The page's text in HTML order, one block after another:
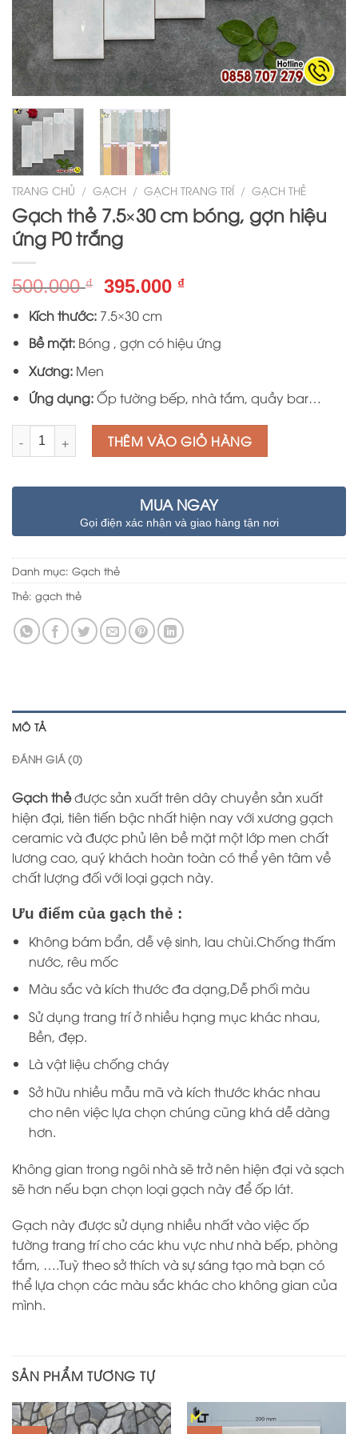
TRANG CHỦ / GẠCH / GẠCH TRANG TRÍ / GẠCH THẺ
Gạch thẻ 7.5×30 cm bóng, gợn hiệu
ứng P0 trắng
500.000₫
Giá
là:
500.000 ₫.
395.000 ₫Giá
là:
Kích thước:7.5×30 cm
Bề mặt:Bóng , gợn có hiệu ứng
Xương:Men
Ứng dụng:Ốp tường bếp, nhà tắm, quầy bar…
Số lượng THÊM VÀO GIỎ HÀNG
MUA NGAY
Gọi điện xác nhận và giao hàng tận nơi
Danh mục: Gạch thẻ
Thẻ: gạch thẻ
MÔ TẢ
ĐÁNH GIÁ (0)
Gạch thẻđược sản xuất trên dây chuyền sản xuất
hiện đại, tiên tiến bậc nhất hiện nay với xương gạch
ceramic và được phủ lên bề mặt một lớp men chất
lương cao, quý khách hoàn toàn có thể yên tâm về
chất lượng đối với loại gạch này.
Ưu điểm của gạch thẻ :
Không bám bẩn, dễ vệ sinh, lau chùi.Chống thấm
nước, rêu mốc
Màu sắc và kích thước đa dạng,Dễ phối màu
Sử dụng trang trí ở nhiều hạng mục khác nhau,
Bền, đẹp.
Là vật liệu chống cháy
Sở hữu nhiều mẫu mã và kích thước khác nhau
cho nên việc lựa chọn chúng cũng khá dễ dàng
hơn.
Không gian trong ngôi nhà sẽ trở nên hiện đại và sạch
sẽ hơn nếu bạn chọn loại gạch này để ốp lát.
Gạch này được sử dụng nhiều nhất vào việc ốp
tường trang trí cho các khu vực như nhà bếp, phòng
tắm, ….Tuỳ theo sở thích và sự sáng tạo mà bạn có
thể lựa chọn các màu sắc khác cho không gian của
mình.
SẢN PHẨM TƯƠNG TỰ